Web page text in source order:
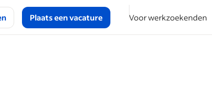
Plaats een vacature Voor werkzoekenden